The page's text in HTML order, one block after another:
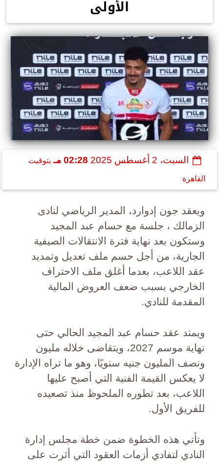
الأولى
السبت، 2 أغسطس 2025 02:28 مـ بتوقيت
القاهرة
ويعقد جون إدوارد، المدير الرياضي لنادى
الزمالك ، جلسة مع حسام عبد المجيد
وستكون بعد نهاية فترة الانتقالات الصيفية
الجارية، من أجل حسم ملف تعديل وتمديد
عقد اللاعب، بعدما أغلق ملف الاحتراف
الخارجي بسبب ضعف العروض المالية
المقدمة للنادي.
ويمتد عقد حسام عبد المجيد الحالي حتى
نهاية موسم 2027، ويتقاضى خلاله مليون
ونصف المليون جنيه سنويًا، وهو ما تراه الإدارة
لا يعكس القيمة الفنية التي أصبح عليها
اللاعب، بعد تطوره الملحوظ منذ تصعيده
للفريق الأول.
وتأتي هذه الخطوة ضمن خطة مجلس إدارة
النادي لتفادي أزمات العقود التي أثرت على